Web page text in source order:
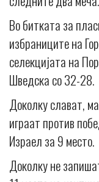
Во битката за
избраниците на
селекцијата на
Шведска со 32-28.
Доколку слават,
играат против
Израел за 9 место.
Доколку не